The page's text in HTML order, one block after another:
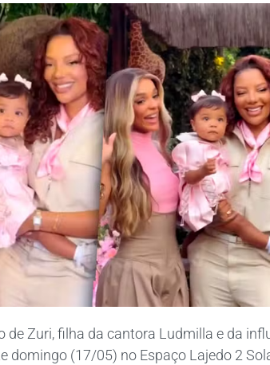
de Zuri, filha da cantora Ludmilla e da
domingo (17/05) no Espaço Lajedo 2